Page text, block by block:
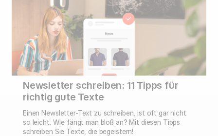
Newsletter schreiben: 11 Tipps für
richtig gute Texte
Einen Newsletter-Text zu schreiben, ist oft gar nicht
so leicht. Wie fängt man bloß an? Mit diesen Tipps
schreiben Sie Texte, die begeistern!